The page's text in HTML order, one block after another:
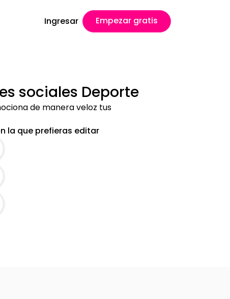
Ingresar Empezar gratis
sociales Deporte
de manera veloz tus
la que prefieras editar